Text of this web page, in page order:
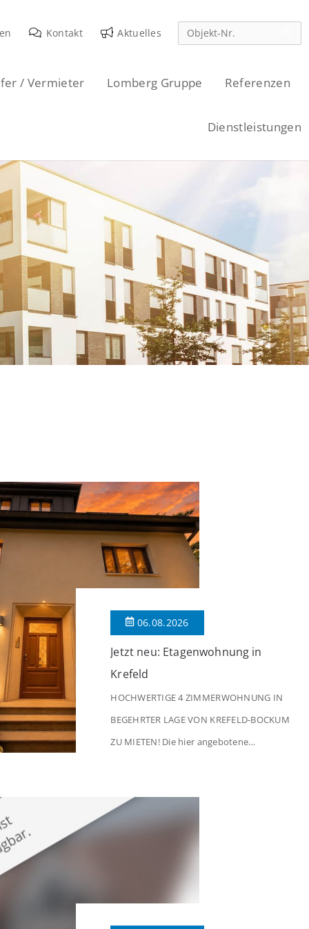
Kontakt Aktuelles
/ Vermieter Lomberg Gruppe Referenzen
Dienstleistungen
06.08.2026
Jetzt neu: Etagenwohnung in
Krefeld
HOCHWERTIGE 4 ZIMMERWOHNUNG IN
BEGEHRTER LAGE VON KREFELD-BOCKUM
ZU MIETEN! Die hier angebotene
in begehrter Wohnlage von Krefeld-Bockum.